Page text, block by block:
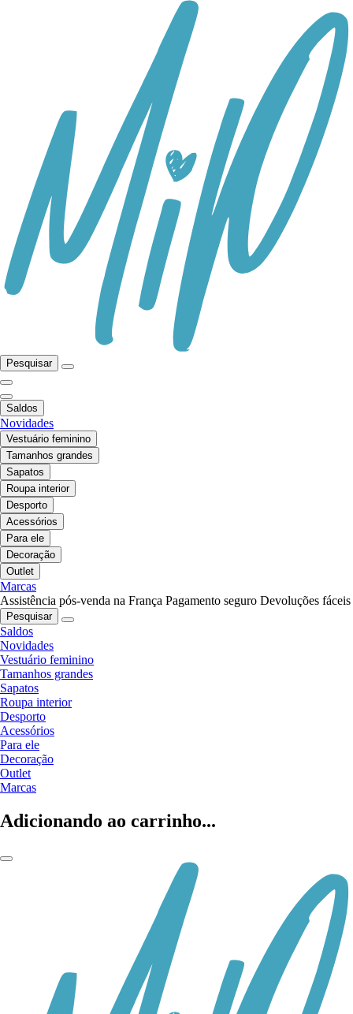
Pesquisar
Saldos
Novidades
Vestuário feminino
Tamanhos grandes
Sapatos
Roupa interior
Desporto
Acessórios
Para ele
Decoração
Outlet
Marcas
Assistência pós-venda na França Pagamento seguro Devoluções fáceis
Pesquisar
Saldos
Novidades
Vestuário feminino
Tamanhos grandes
Sapatos
Roupa interior
Desporto
Acessórios
Para ele
Decoração
Outlet
Marcas
Adicionando ao carrinho...